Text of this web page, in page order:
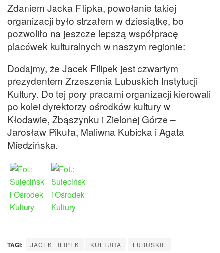
Zdaniem Jacka Filipka, powołanie takiej
organizacji było strzałem w dziesiątkę, bo
pozwoliło na jeszcze lepszą współpracę
placówek kulturalnych w naszym regionie:
Dodajmy, że Jacek Filipek jest czwartym
prezydentem Zrzeszenia Lubuskich Instytucji
Kultury. Do tej pory pracami organizacji kierowali
po kolei dyrektorzy ośrodków kultury w
Kłodawie, Zbąszynku i Zielonej Górze –
Jarosław Pikuła, Maliwna Kubicka i Agata
Miedzińska.
TAGI: JACEK FILIPEK KULTURA
LUBUSKIE